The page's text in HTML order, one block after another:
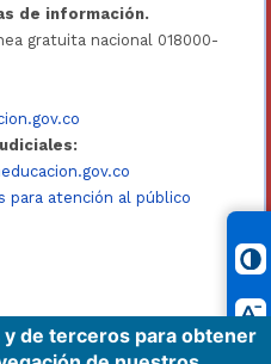
de información.
gratuita nacional 018000-
para atención al público
de terceros para obtener